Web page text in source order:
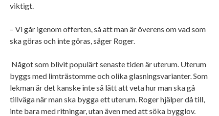
viktigt.
– Vi går igenom offerten, så att man är överens om vad som
ska göras och inte göras, säger Roger.
Något som blivit populärt senaste tiden är uterum. Uterum
byggs med limträstomme och olika glasningsvarianter. Som
lekman är det kanske inte så lätt att veta hur man ska gå
tillväga när man ska bygga ett uterum. Roger hjälper då till,
inte bara med ritningar, utan även med att söka bygglov.